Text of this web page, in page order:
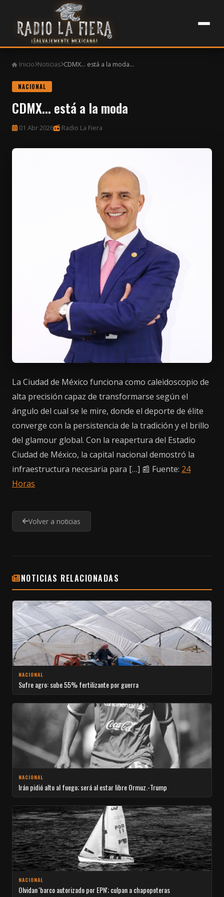
Inicio Noticias CDMX... está a la moda...
NACIONAL
CDMX... está a la moda
01 Abr 2026 Radio La Fiera
La Ciudad de México funciona como caleidoscopio de
alta precisión capaz de transformarse según el
ángulo del cual se le mire, donde el deporte de élite
converge con la persistencia de la tradición y el brillo
del glamour global. Con la reapertura del Estadio
Ciudad de México, la capital nacional demostró la
infraestructura necesaria para […] 📰 Fuente: 24
Horas
Volver a noticias
NOTICIAS RELACIONADAS
NACIONAL
Sufre agro: sube 55% fertilizante por guerra
NACIONAL
Irán pidió alto al fuego; será al estar libre Ormuz.-Trump
NACIONAL
Olvidan 'barco autorizado por EPN'; culpan a chapopoteras